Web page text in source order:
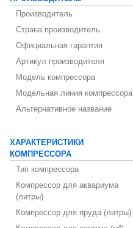
Производитель
Страна производитель
Официальная гарантия
Артикул производителя
Модель компрессора
Модельная линия компрессора
Альтернативное название
ХАРАКТЕРИСТИКИ
КОМПРЕССОРА
Тип компрессора
Компрессор для аквариума
(литры)
Компрессор для пруда (литры)